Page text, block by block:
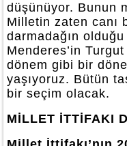
düşünüyor. Bunun
Milletin zaten canı
darmadağın
Menderes’in
dönem gibi bir
yaşıyoruz. Bütün
bir seçim olacak.
MİLLET İTTİFAKI